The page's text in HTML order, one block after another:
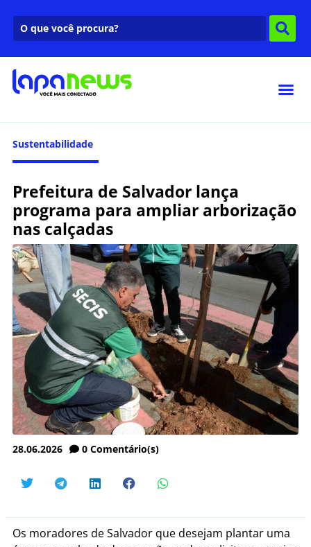
Sustentabilidade
Prefeitura de Salvador lança
programa para ampliar arborização
nas calçadas
28.06.2026 0 Comentário(s)
Os moradores de Salvador que desejam plantar uma